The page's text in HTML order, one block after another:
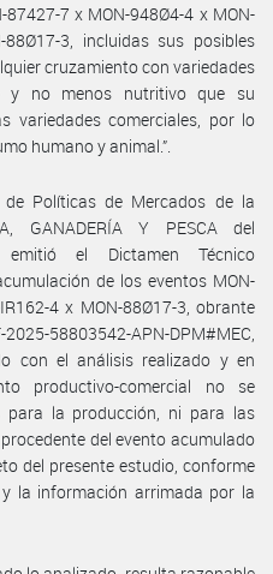
7 x MON-948Ø4-4 x MON-
3, incluidas sus posibles
cruzamiento con variedades
y no menos nutritivo que su
variedades comerciales, por lo
humano y animal.”.
Políticas de Mercados de la
GANADERÍA Y PESCA del
emitió el Dictamen Técnico
de los eventos MON-
4 x MON-88Ø17-3, obrante
58803542-APN-DPM#MEC,
con el análisis realizado y en
productivo-comercial no se
para la producción, ni para las
del evento acumulado
del presente estudio, conforme
la información arrimada por la